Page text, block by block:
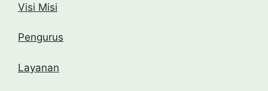
Visi Misi
Pengurus
Layanan